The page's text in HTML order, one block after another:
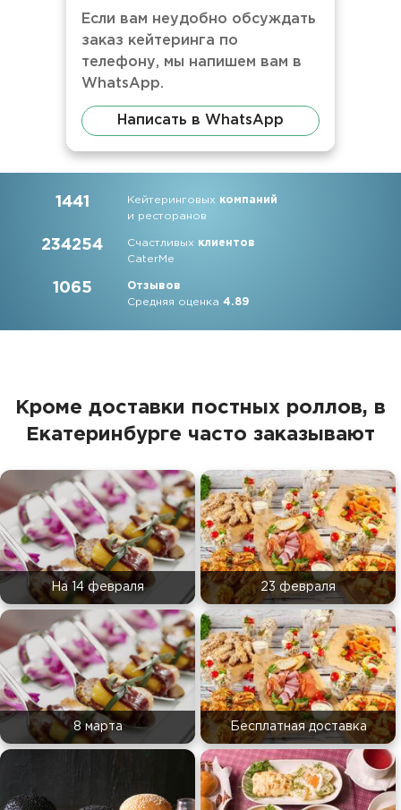
Если вам неудобно обсуждать
заказ кейтеринга по
телефону, мы напишем вам в
WhatsApp.
Написать в WhatsApp
1441 Кейтеринговых компаний
и ресторанов
234254 Счастливых клиентов
CaterMe
1065
Отзывов
Средняя оценка4.89
Кроме доставки постных роллов, в
Екатеринбурге часто заказывают
На 14 февраля 23 февраля
8 марта Бесплатная доставка